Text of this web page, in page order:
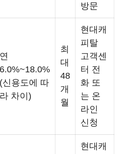
방문
연
6.0%~18.0%
(신용도에 따
라 차이)
최
대
48
개
월
현대캐
피탈
고객센
터 전
화 또
는 온
라인
신청
현대캐